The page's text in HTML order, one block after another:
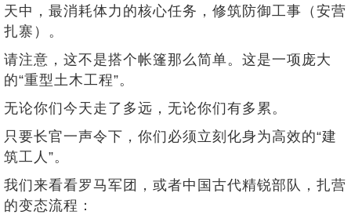
天中，最消耗体力的核心任务，修筑防御工事（安营
扎寨）。
请注意，这不是搭个帐篷那么简单。这是一项庞大
的“重型土木工程”。
无论你们今天走了多远，无论你们有多累。
只要长官一声令下，你们必须立刻化身为高效的“建
筑工人”。
我们来看看罗马军团，或者中国古代精锐部队，扎营
的变态流程：